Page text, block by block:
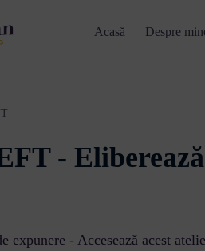
Acasă Despre
-
expunere - Accesează acest